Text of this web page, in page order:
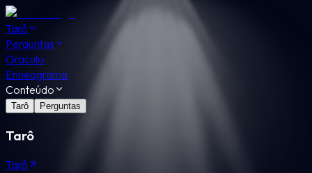
Tarô
Perguntas
Oráculo
Enneagrama
Conteúdo
Tarô Perguntas
Tarô
Tarô